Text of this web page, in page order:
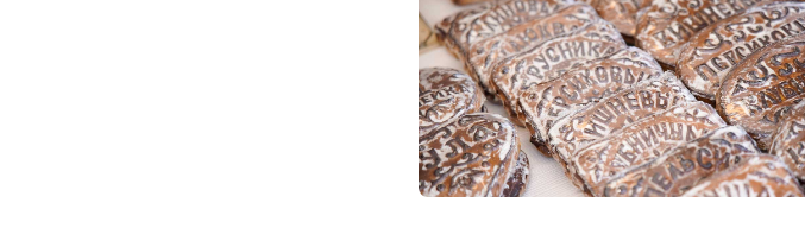
Хотела спасти малыша: как
мать и сын погибли при
падении из окна в Раменском
Вода за 10 тысяч:
японский напиток
лишний вес